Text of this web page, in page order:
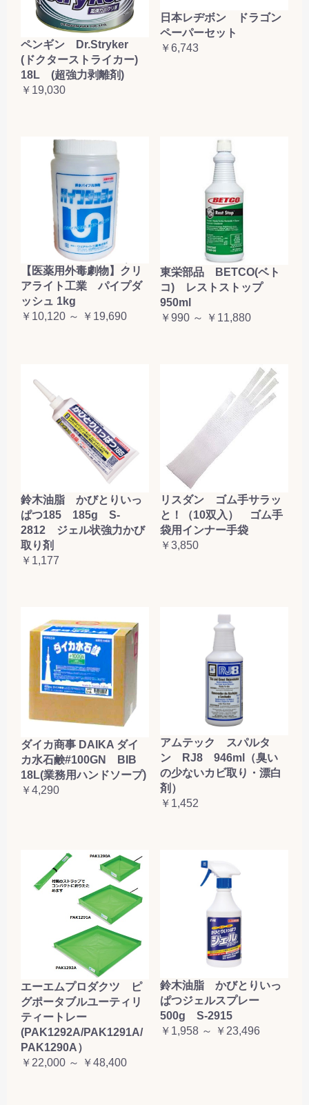
ペンギン Dr.Stryker
(ドクターストライカー)
18L (超強力剥離剤)
￥19,030
日本レヂボン ドラゴン
ペーパーセット
￥6,743
【医薬用外毒劇物】クリ
アライト工業 パイプダ
ッシュ 1kg
￥10,120 ～ ￥19,690
東栄部品 BETCO(ベト
コ) レストストップ
950ml
￥990 ～ ￥11,880
鈴木油脂 かびとりいっ
ぱつ185 185g S-
2812 ジェル状強力かび
取り剤
￥1,177
リスダン ゴム手サラッ
と！（10双入） ゴム手
袋用インナー手袋
￥3,850
ダイカ商事 DAIKA ダイ
カ水石鹸#100GN BIB
18L(業務用ハンドソープ)
￥4,290
アムテック スパルタ
ン RJ8 946ml（臭い
の少ないカビ取り・漂白
剤）
￥1,452
エーエムプロダクツ ピ
グポータブルユーティリ
ティートレー
(PAK1292A/PAK1291A/
PAK1290A）
￥22,000 ～ ￥48,400
鈴木油脂 かびとりいっ
ぱつジェルスプレー
500g S-2915
￥1,958 ～ ￥23,496